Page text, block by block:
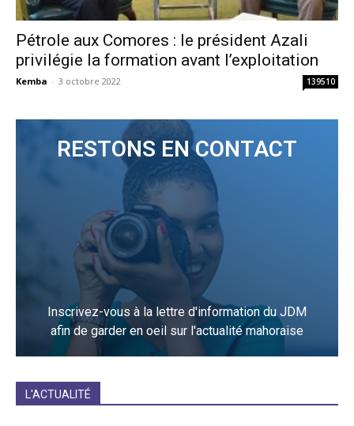
Pétrole aux Comores : le président Azali
privilégie la formation avant l’exploitation
Kemba - 3 octobre 2022 139510
RESTONS EN CONTACT
Inscrivez-vous à la lettre d'information du JDM
afin de garder en oeil sur l'actualité mahoraise
L'ACTUALITÉ